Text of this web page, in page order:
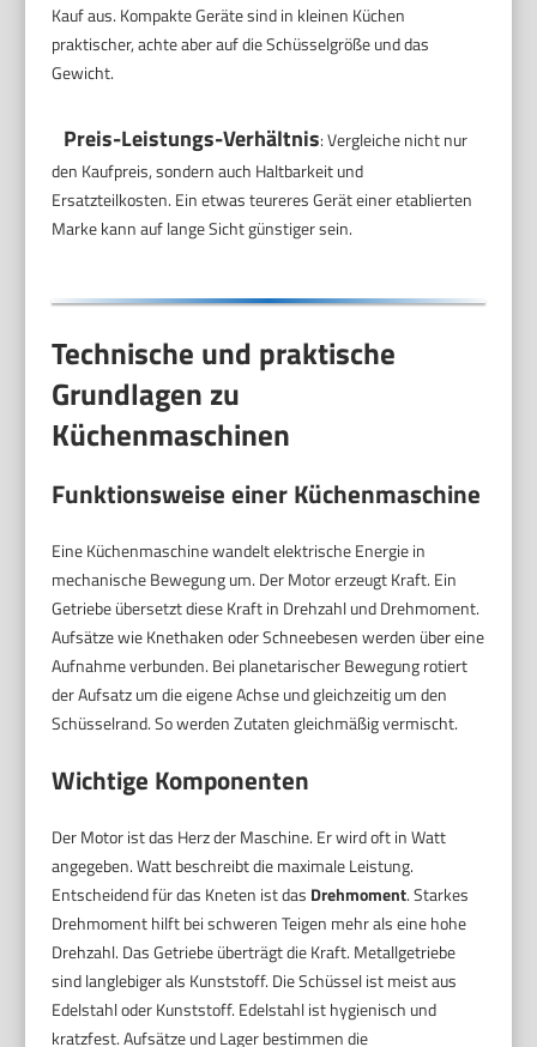
Kauf aus. Kompakte Geräte sind in kleinen Küchen
praktischer, achte aber auf die Schüsselgröße und das
Gewicht.
Preis-Leistungs-Verhältnis: Vergleiche nicht nur
den Kaufpreis, sondern auch Haltbarkeit und
Ersatzteilkosten. Ein etwas teureres Gerät einer etablierten
Marke kann auf lange Sicht günstiger sein.
Technische und praktische
Grundlagen zu
Küchenmaschinen
Funktionsweise einer Küchenmaschine
Eine Küchenmaschine wandelt elektrische Energie in
mechanische Bewegung um. Der Motor erzeugt Kraft. Ein
Getriebe übersetzt diese Kraft in Drehzahl und Drehmoment.
Aufsätze wie Knethaken oder Schneebesen werden über eine
Aufnahme verbunden. Bei planetarischer Bewegung rotiert
der Aufsatz um die eigene Achse und gleichzeitig um den
Schüsselrand. So werden Zutaten gleichmäßig vermischt.
Wichtige Komponenten
Der Motor ist das Herz der Maschine. Er wird oft in Watt
angegeben. Watt beschreibt die maximale Leistung.
Entscheidend für das Kneten ist das Drehmoment. Starkes
Drehmoment hilft bei schweren Teigen mehr als eine hohe
Drehzahl. Das Getriebe überträgt die Kraft. Metallgetriebe
sind langlebiger als Kunststoff. Die Schüssel ist meist aus
Edelstahl oder Kunststoff. Edelstahl ist hygienisch und
kratzfest. Aufsätze und Lager bestimmen die